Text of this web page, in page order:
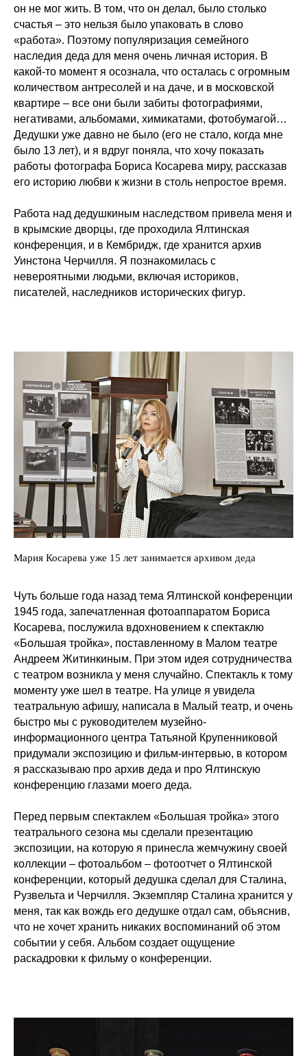
он не мог жить. В том, что он делал, было столько
счастья – это нельзя было упаковать в слово
«работа». Поэтому популяризация семейного
наследия деда для меня очень личная история. В
какой-то момент я осознала, что осталась с огромным
количеством антресолей и на даче, и в московской
квартире – все они были забиты фотографиями,
негативами, альбомами, химикатами, фотобумагой…
Дедушки уже давно не было (его не стало, когда мне
было 13 лет), и я вдруг поняла, что хочу показать
работы фотографа Бориса Косарева миру, рассказав
его историю любви к жизни в столь непростое время.
Работа над дедушкиным наследством привела меня и
в крымские дворцы, где проходила Ялтинская
конференция, и в Кембридж, где хранится архив
Уинстона Черчилля. Я познакомилась с
невероятными людьми, включая историков,
писателей, наследников исторических фигур.
Мария Косарева уже 15 лет занимается архивом деда
Чуть больше года назад тема Ялтинской конференции
1945 года, запечатленная фотоаппаратом Бориса
Косарева, послужила вдохновением к спектаклю
«Большая тройка», поставленному в Малом театре
Андреем Житинкиным. При этом идея сотрудничества
с театром возникла у меня случайно. Спектакль к тому
моменту уже шел в театре. На улице я увидела
театральную афишу, написала в Малый театр, и очень
быстро мы с руководителем музейно-
информационного центра Татьяной Крупенниковой
придумали экспозицию и фильм-интервью, в котором
я рассказываю про архив деда и про Ялтинскую
конференцию глазами моего деда.
Перед первым спектаклем «Большая тройка» этого
театрального сезона мы сделали презентацию
экспозиции, на которую я принесла жемчужину своей
коллекции – фотоальбом – фотоотчет о Ялтинской
конференции, который дедушка сделал для Сталина,
Рузвельта и Черчилля. Экземпляр Сталина хранится у
меня, так как вождь его дедушке отдал сам, объяснив,
что не хочет хранить никаких воспоминаний об этом
событии у себя. Альбом создает ощущение
раскадровки к фильму о конференции.